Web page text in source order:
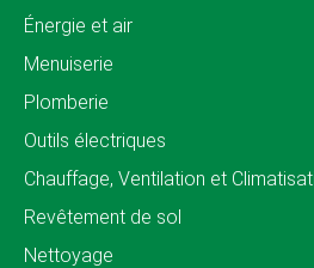
Énergie et air
Menuiserie
Plomberie
Outils électriques
Chauffage, Ventilation et
Revêtement de sol
Nettoyage